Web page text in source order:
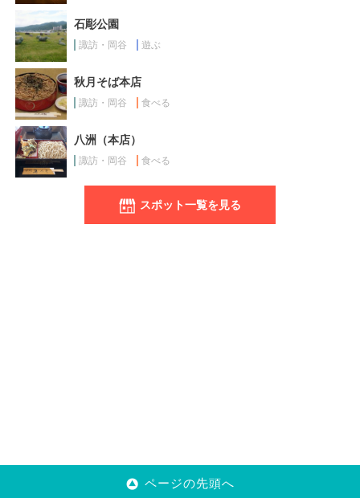
石彫公園
諏訪・岡谷 遊ぶ
秋月そば本店
諏訪・岡谷 食べる
八洲（本店）
諏訪・岡谷 食べる
スポット一覧を見る
ページの先頭へ